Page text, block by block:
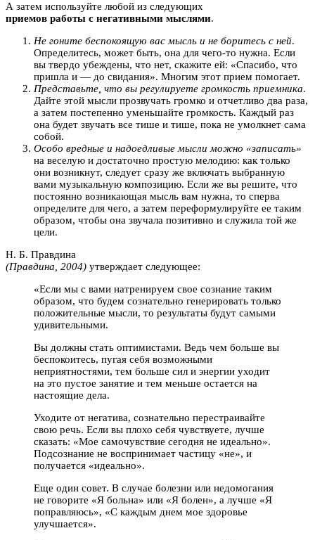
А затем используйте любой из следующих
приемов работы с негативными мыслями.
Не гоните беспокоящую вас мысль и не боритесь с ней.
Определитесь, может быть, она для чего-то нужна. Если
вы твердо убеждены, что нет, скажите ей: «Спасибо, что
пришла и — до свидания». Многим этот прием помогает.
Представьте, что вы регулируете громкость приемника.
Дайте этой мысли прозвучать громко и отчетливо два раза,
а затем постепенно уменьшайте громкость. Каждый раз
она будет звучать все тише и тише, пока не умолкнет сама
собой.
Особо вредные и надоедливые мысли можно «записать»
на веселую и достаточно простую мелодию: как только
они возникнут, следует сразу же включать выбранную
вами музыкальную композицию. Если же вы решите, что
постоянно возникающая мысль вам нужна, то сперва
определите для чего, а затем переформулируйте ее таким
образом, чтобы она звучала позитивно и служила той же
цели.
Н. Б. Правдина
(Правдина, 2004) утверждает следующее:
«Если мы с вами натренируем свое сознание таким
образом, что будем сознательно генерировать только
положительные мысли, то результаты будут самыми
удивительными.
Вы должны стать оптимистами. Ведь чем больше вы
беспокоитесь, пугая себя возможными
неприятностями, тем больше сил и энергии уходит
на это пустое занятие и тем меньше остается на
настоящие дела.
Уходите от негатива, сознательно перестраивайте
свою речь. Если вы плохо себя чувствуете, лучше
сказать: «Мое самочувствие сегодня не идеально».
Подсознание не воспринимает частицу «не», и
получается «идеально».
Еще один совет. В случае болезни или недомогания
не говорите «Я больна» или «Я болен», а лучше «Я
поправляюсь», «С каждым днем мое здоровье
улучшается».